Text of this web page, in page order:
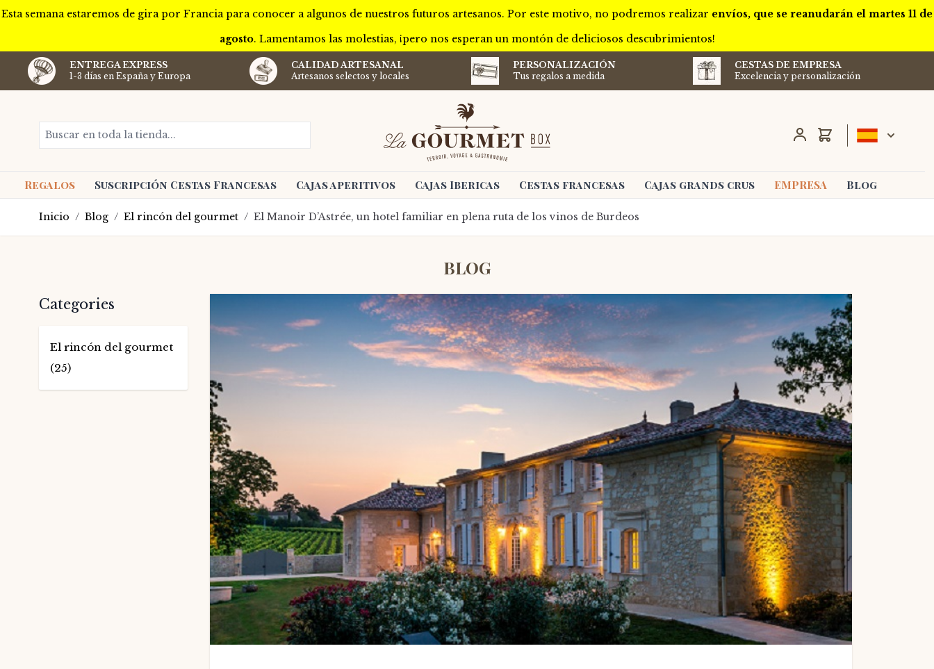
Esta semana estaremos de gira por Francia para conocer a algunos de nuestros futuros artesanos. Por este motivo, no podremos realizar envíos, que se reanudarán el martes 11 de
agosto. Lamentamos las molestias, ¡pero nos esperan un montón de deliciosos descubrimientos!
ENTREGA EXPRESS
1-3 días en España y Europa
CALIDAD ARTESANAL
Artesanos selectos y locales
PERSONALIZACIÓN
Tus regalos a medida
CESTAS DE EMPRESA
Excelencia y personalización
Buscar en toda la tienda... Carro
Regalos Suscripción Cestas Francesas Cajas aperitivos Cajas Ibericas Cestas francesas Cajas grands crus EMPRESA Blog
Inicio / Blog / El rincón del gourmet / El Manoir D’Astrée, un hotel familiar en plena ruta de los vinos de Burdeos
BLOG
Barra lateral
Categories
El rincón del gourmet
(25)